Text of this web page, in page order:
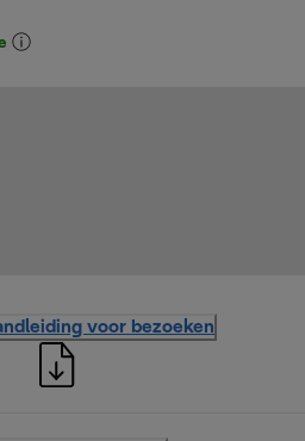
voor bezoeken